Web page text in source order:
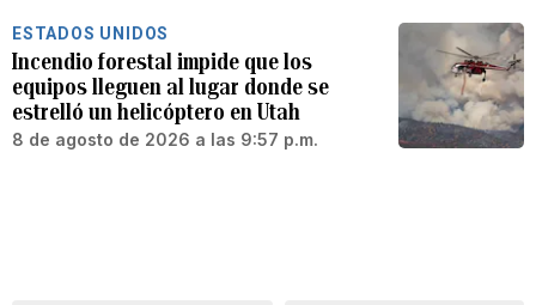
ESTADOS UNIDOS
Incendio forestal impide que los
equipos lleguen al lugar donde se
estrelló un helicóptero en Utah
8 de agosto de 2026 a las 9:57 p.m.